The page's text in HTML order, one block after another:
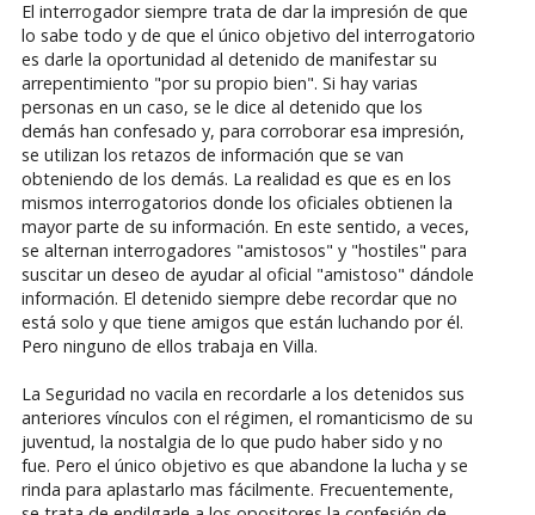
El interrogador siempre trata de dar la impresión de que
lo sabe todo y de que el único objetivo del interrogatorio
es darle la oportunidad al detenido de manifestar su
arrepentimiento "por su propio bien". Si hay varias
personas en un caso, se le dice al detenido que los
demás han confesado y, para corroborar esa impresión,
se utilizan los retazos de información que se van
obteniendo de los demás. La realidad es que es en los
mismos interrogatorios donde los oficiales obtienen la
mayor parte de su información. En este sentido, a veces,
se alternan interrogadores "amistosos" y "hostiles" para
suscitar un deseo de ayudar al oficial "amistoso" dándole
información. El detenido siempre debe recordar que no
está solo y que tiene amigos que están luchando por él.
Pero ninguno de ellos trabaja en Villa.
La Seguridad no vacila en recordarle a los detenidos sus
anteriores vínculos con el régimen, el romanticismo de su
juventud, la nostalgia de lo que pudo haber sido y no
fue. Pero el único objetivo es que abandone la lucha y se
rinda para aplastarlo mas fácilmente. Frecuentemente,